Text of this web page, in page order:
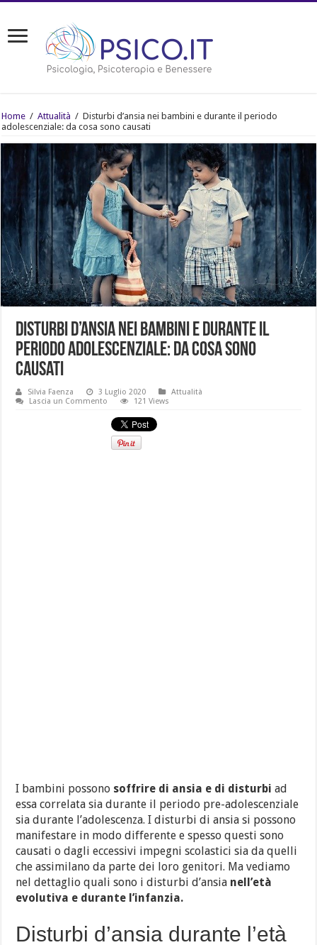
Home / Attualità / Disturbi d’ansia nei bambini e durante il periodo
adolescenziale: da cosa sono causati
Disturbi d’ansia nei bambini e durante il
periodo adolescenziale: da cosa sono
causati
Silvia Faenza 3 Luglio 2020
Attualità
Lascia un Commento
121 Views
I bambini possono soffrire di ansia e di disturbi ad
essa correlata sia durante il periodo pre-adolescenziale
sia durante l’adolescenza. I disturbi di ansia si possono
manifestare in modo differente e spesso questi sono
causati o dagli eccessivi impegni scolastici sia da quelli
che assimilano da parte dei loro genitori. Ma vediamo
nel dettaglio quali sono i disturbi d’ansia nell’età
evolutiva e durante l’infanzia.
Disturbi d’ansia durante l’età